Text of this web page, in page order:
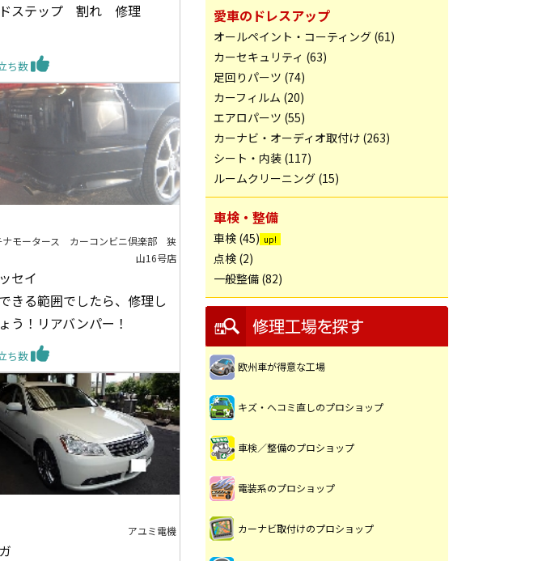
ステップ 割れ 修理
ち数
ナモータース カーコンビニ倶楽部 狭
山16号店
セイ
きる範囲でしたら、修理し
う！リアバンパー！
ち数
アユミ電機
愛車のドレスアップ
オールペイント・コーティング (61)
カーセキュリティ (63)
足回りパーツ (74)
カーフィルム (20)
エアロパーツ (55)
カーナビ・オーディオ取付け (263)
シート・内装 (117)
ルームクリーニング (15)
車検・整備
車検 (45)
点検 (2)
一般整備 (82)
欧州車が得意な工場
キズ・ヘコミ直しのプロショップ
車検／整備のプロショップ
電装系のプロショップ
カーナビ取付けのプロショップ